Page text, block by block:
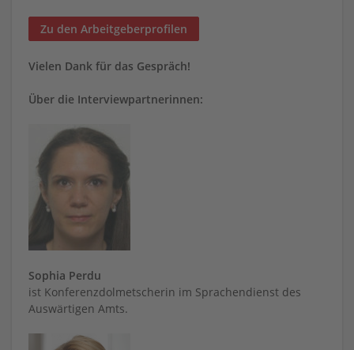
Zu den Arbeitgeberprofilen
Vielen Dank für das Gespräch!
Über die Interviewpartnerinnen:
Sophia Perdu
ist Konferenzdolmetscherin im Sprachendienst des
Auswärtigen Amts.